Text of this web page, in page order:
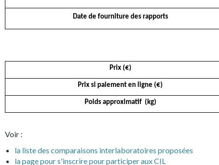
Date de fourniture des rapports
Prix (€)
Prix si paiement en ligne (€)
Poids approximatif (kg)
Voir :
la liste des comparaisons interlaboratoires proposées
la page pour s'inscrire pour participer aux CIL